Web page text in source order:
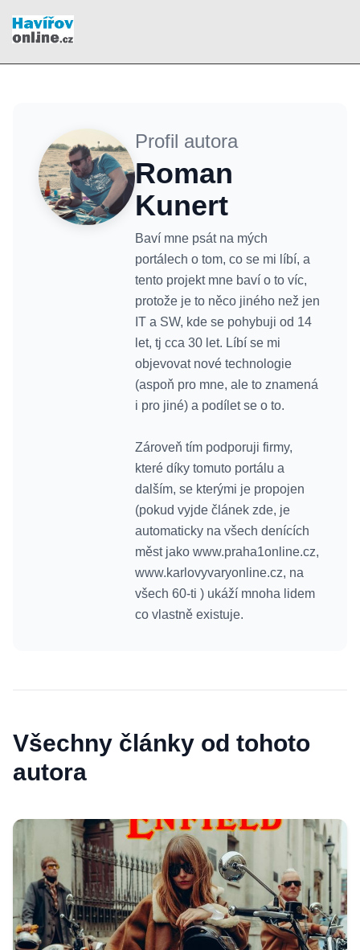
Profil autora
Roman
Kunert
Baví mne psát na mých
portálech o tom, co se mi líbí, a
tento projekt mne baví o to víc,
protože je to něco jiného než jen
IT a SW, kde se pohybuji od 14
let, tj cca 30 let. Líbí se mi
objevovat nové technologie
(aspoň pro mne, ale to znamená
i pro jiné) a podílet se o to.
Zároveň tím podporuji firmy,
které díky tomuto portálu a
dalším, se kterými je propojen
(pokud vyjde článek zde, je
automaticky na všech denících
měst jako www.praha1online.cz,
www.karlovyvaryonline.cz, na
všech 60-ti ) ukáží mnoha lidem
co vlastně existuje.
Všechny články od tohoto
autora